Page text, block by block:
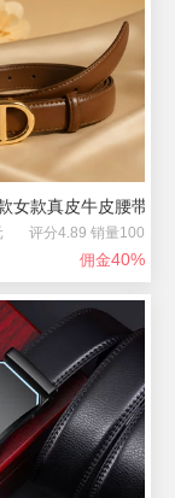
女款真皮牛皮腰带
评分4.89 销量100
佣金40%